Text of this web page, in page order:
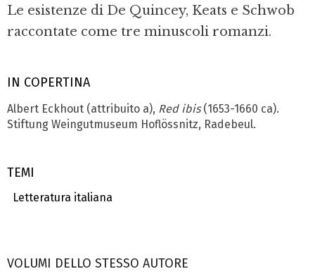
IN COPERTINA
Albert Eckhout (attribuito a), Red ibis(1653-1660 ca).
Stiftung Weingutmuseum Hoflössnitz, Radebeul.
TEMI
Letteratura italiana
Le esistenze di De Quincey, Keats e Schwob
raccontate come tre minuscoli romanzi.
VOLUMI DELLO STESSO AUTORE